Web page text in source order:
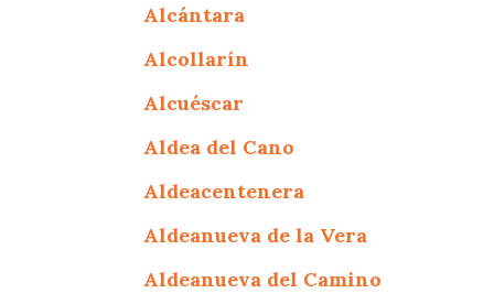
Alcántara
Alcollarín
Alcuéscar
Aldea del Cano
Aldeacentenera
Aldeanueva de la Vera
Aldeanueva del Camino